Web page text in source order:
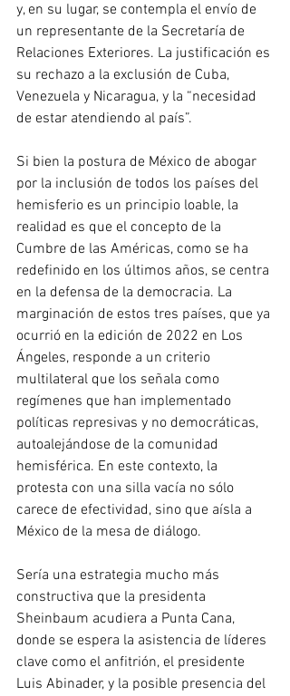
y, en su lugar, se contempla el envío de
un representante de la Secretaría de
Relaciones Exteriores. La justificación es
su rechazo a la exclusión de Cuba,
Venezuela y Nicaragua, y la “necesidad
de estar atendiendo al país”.
Si bien la postura de México de abogar
por la inclusión de todos los países del
hemisferio es un principio loable, la
realidad es que el concepto de la
Cumbre de las Américas, como se ha
redefinido en los últimos años, se centra
en la defensa de la democracia. La
marginación de estos tres países, que ya
ocurrió en la edición de 2022 en Los
Ángeles, responde a un criterio
multilateral que los señala como
regímenes que han implementado
políticas represivas y no democráticas,
autoalejándose de la comunidad
hemisférica. En este contexto, la
protesta con una silla vacía no sólo
carece de efectividad, sino que aísla a
México de la mesa de diálogo.
Sería una estrategia mucho más
constructiva que la presidenta
Sheinbaum acudiera a Punta Cana,
donde se espera la asistencia de líderes
clave como el anfitrión, el presidente
Luis Abinader, y la posible presencia del